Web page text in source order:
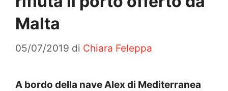
Malta
05/07/2019 di Chiara Feleppa
A bordo della nave Alex di Mediterranea